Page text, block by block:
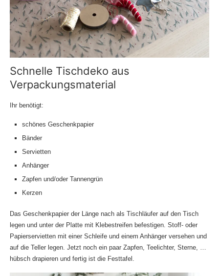
Schnelle Tischdeko aus
Verpackungsmaterial
Ihr benötigt:
schönes Geschenkpapier
Bänder
Servietten
Anhänger
Zapfen und/oder Tannengrün
Kerzen
Das Geschenkpapier der Länge nach als Tischläufer auf den Tisch
legen und unter der Platte mit Klebestreifen befestigen. Stoff- oder
Papierservietten mit einer Schleife und einem Anhänger versehen und
auf die Teller legen. Jetzt noch ein paar Zapfen, Teelichter, Sterne, …
hübsch drapieren und fertig ist die Festtafel.